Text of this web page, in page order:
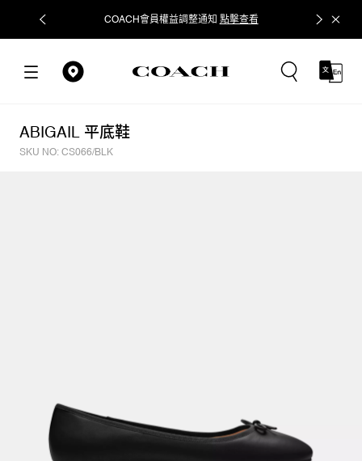
COACH會員權益調整通知 點擊查看 立即追蹤
ABIGAIL 平底鞋
SKU NO: CS066/BLK